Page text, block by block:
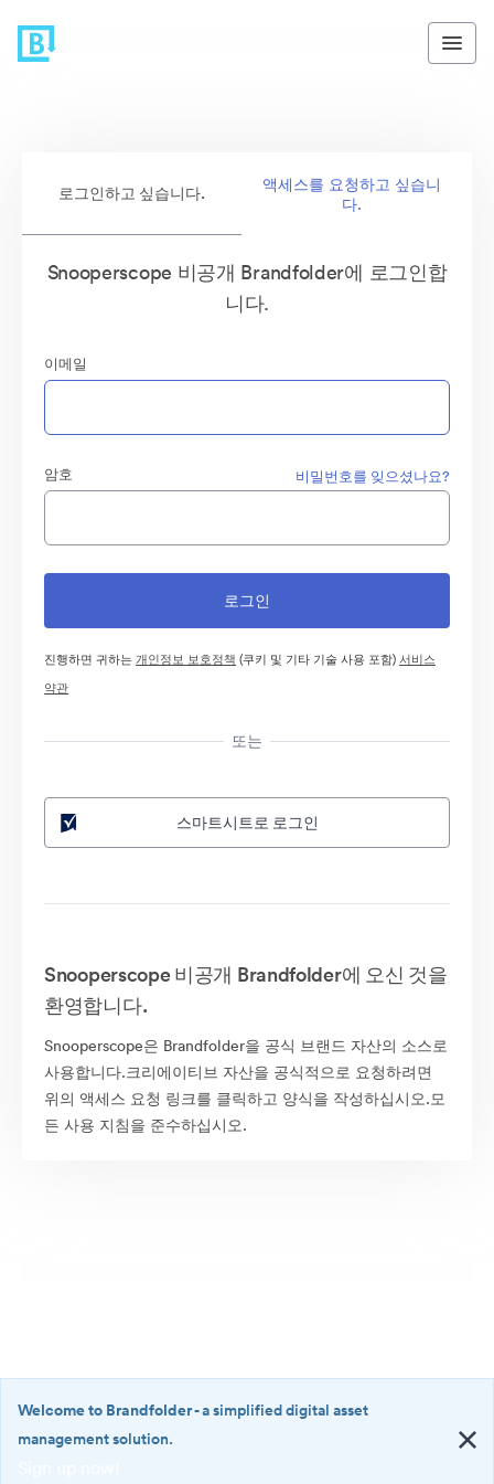
로그인하고 싶습니다.
액세스를 요청하고 싶습니
다.
Snooperscope 비공개 Brandfolder에 로그인합
니다.
이메일
암호 비밀번호를 잊으셨나요?
진행하면 귀하는개인정보 보호정책 (쿠키 및 기타 기술 사용 포함)서비스
약관
또는
스마트시트로 로그인
Snooperscope 비공개 Brandfolder에 오신 것을
환영합니다.
Snooperscope은 Brandfolder을 공식 브랜드 자산의 소스로
사용합니다.크리에이티브 자산을 공식적으로 요청하려면
위의 액세스 요청 링크를 클릭하고 양식을 작성하십시오.모
든 사용 지침을 준수하십시오.
Welcome to Brandfolder- a simplified digital asset
management solution.